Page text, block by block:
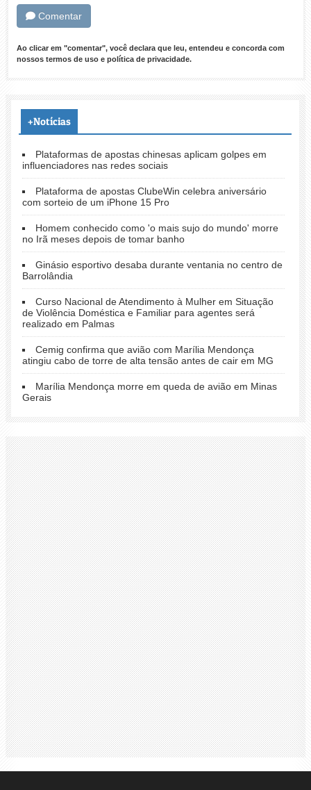
Comentar
Ao clicar em "comentar", você declara que leu, entendeu e concorda com
nossos termos de usoe política de privacidade.
+Notícias
Plataformas de apostas chinesas aplicam golpes em
influenciadores nas redes sociais
Plataforma de apostas ClubeWin celebra aniversário
com sorteio de um iPhone 15 Pro
Homem conhecido como 'o mais sujo do mundo' morre
no Irã meses depois de tomar banho
Ginásio esportivo desaba durante ventania no centro de
Barrolândia
Curso Nacional de Atendimento à Mulher em Situação
de Violência Doméstica e Familiar para agentes será
realizado em Palmas
Cemig confirma que avião com Marília Mendonça
atingiu cabo de torre de alta tensão antes de cair em MG
Marília Mendonça morre em queda de avião em Minas
Gerais